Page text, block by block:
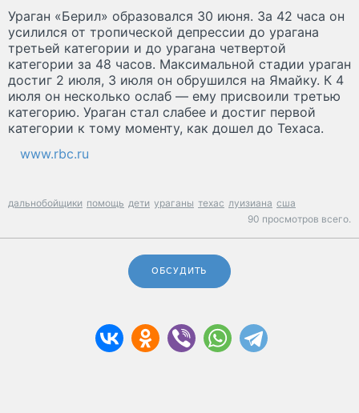
Ураган «Берил» образовался 30 июня. За 42 часа он
усилился от тропической депрессии до урагана
третьей категории и до урагана четвертой
категории за 48 часов. Максимальной стадии ураган
достиг 2 июля, 3 июля он обрушился на Ямайку. К 4
июля он несколько ослаб — ему присвоили третью
категорию. Ураган стал слабее и достиг первой
категории к тому моменту, как дошел до Техаса.
www.rbc.ru
дальнобойщики помощь дети ураганы техас луизиана сша
90 просмотров всего.
ОБСУДИТЬ